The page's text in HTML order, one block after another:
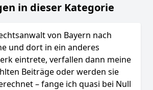
in dieser Kategorie
von Bayern nach
und dort in ein anderes
eintrete, verfallen dann meine
Beiträge oder werden sie
– fange ich quasi bei Null